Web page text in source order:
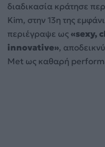
διαδικασία κράτησε
Kim, στην 13η της
περιέγραψε ως«sexy,
innovative»,
Met ως καθαρή